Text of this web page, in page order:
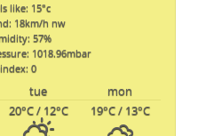
like: 15°c
18km/h nw
57%
1018.96mbar
0
mon
tue
19°C/ 13°C
20°C/ 12°C